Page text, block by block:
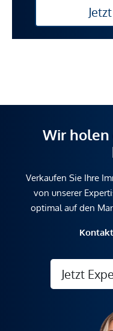
Wir holen
Verkaufen Sie Ihre
von unserer
optimal auf den
Jetzt